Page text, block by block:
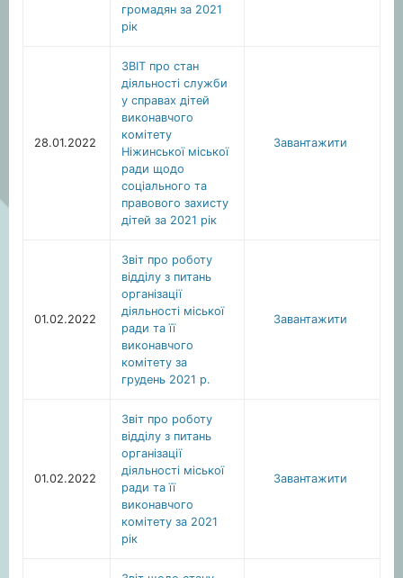
громадян за 2021
рік
28.01.2022
ЗВІТ про стан
діяльності служби
у справах дітей
виконавчого
комітету
Ніжинської міської
ради щодо
соціального та
правового захисту
дітей за 2021 рік
Завантажити
01.02.2022
Звіт про роботу
відділу з питань
організації
діяльності міської
ради та її
виконавчого
комітету за
грудень 2021 р.
Завантажити
01.02.2022
Звіт про роботу
відділу з питань
організації
діяльності міської
ради та її
виконавчого
комітету за 2021
рік
Завантажити